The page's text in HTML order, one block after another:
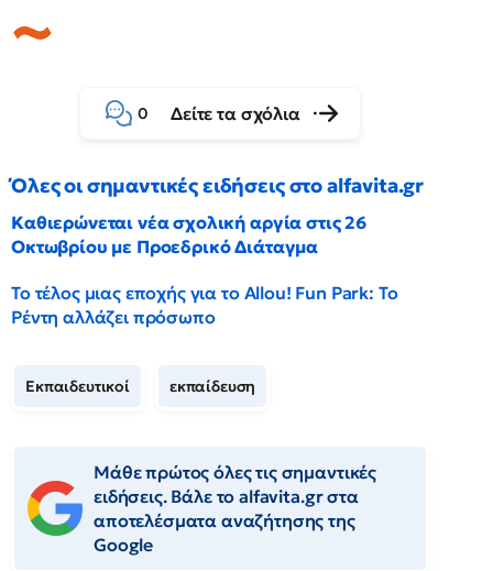
0 Δείτε τα σχόλια
Όλες οι σημαντικές ειδήσεις στο alfavita.gr
Καθιερώνεται νέα σχολική αργία στις 26
Οκτωβρίου με Προεδρικό Διάταγμα
Το τέλος μιας εποχής για το Allou! Fun Park: Το
Ρέντη αλλάζει πρόσωπο
Εκπαιδευτικοί εκπαίδευση
Μάθε πρώτος όλες τις σημαντικές
ειδήσεις. Βάλε το alfavita.gr στα
αποτελέσματα αναζήτησης της
Google